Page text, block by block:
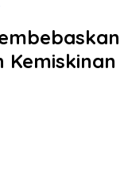
Kemiskinan